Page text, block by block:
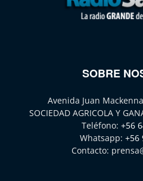
SOBRE
Avenida Juan
SOCIEDAD AGRICOLA Y
Teléfono: +56
Whatsapp: +56
Contacto: